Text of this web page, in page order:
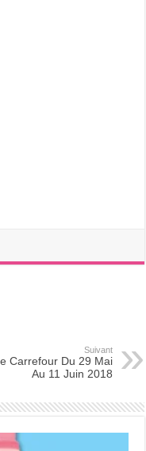
Suivant
Carrefour Du 29 Mai
Au 11 Juin 2018